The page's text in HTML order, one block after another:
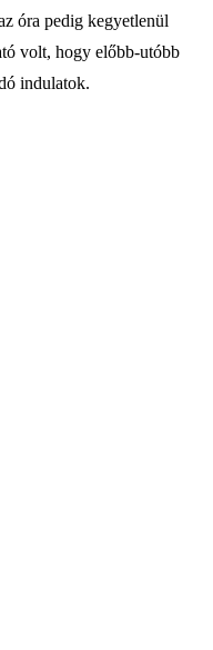
óra pedig kegyetlenül
volt, hogy előbb-utóbb
indulatok.